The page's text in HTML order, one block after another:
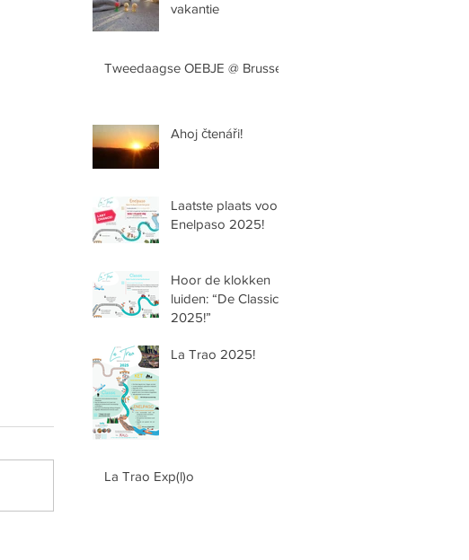
vakantie
Tweedaagse OEBJE @ Brussel
Ahoj čtenáři!
Laatste plaats voor
Enelpaso 2025!
Hoor de klokken
luiden: “De Classic
2025!”
La Trao 2025!
La Trao Exp(l)o